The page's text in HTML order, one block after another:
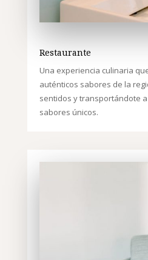
Restaurante
Una experiencia culinaria
auténticos sabores de la
sentidos y transportándote
sabores únicos.